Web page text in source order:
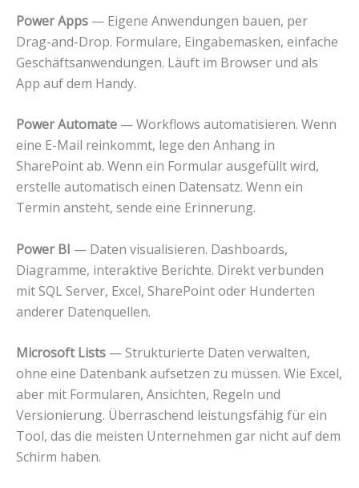
Power Apps — Eigene Anwendungen bauen, per
Drag-and-Drop. Formulare, Eingabemasken, einfache
Geschäftsanwendungen. Läuft im Browser und als
App auf dem Handy.
Power Automate — Workflows automatisieren. Wenn
eine E-Mail reinkommt, lege den Anhang in
SharePoint ab. Wenn ein Formular ausgefüllt wird,
erstelle automatisch einen Datensatz. Wenn ein
Termin ansteht, sende eine Erinnerung.
Power BI — Daten visualisieren. Dashboards,
Diagramme, interaktive Berichte. Direkt verbunden
mit SQL Server, Excel, SharePoint oder Hunderten
anderer Datenquellen.
Microsoft Lists — Strukturierte Daten verwalten,
ohne eine Datenbank aufsetzen zu müssen. Wie Excel,
aber mit Formularen, Ansichten, Regeln und
Versionierung. Überraschend leistungsfähig für ein
Tool, das die meisten Unternehmen gar nicht auf dem
Schirm haben.